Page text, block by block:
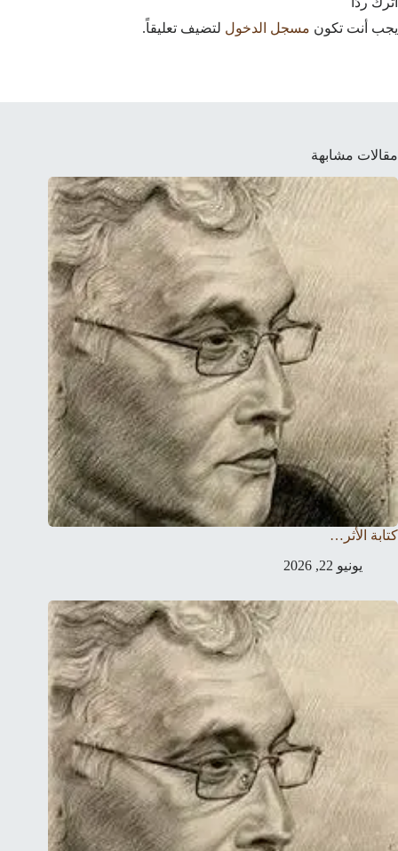
يجب أنت تكون مسجل الدخول لتضيف تعليقاً.
مقالات مشابهة
كتابة الأثر…
يونيو 22, 2026